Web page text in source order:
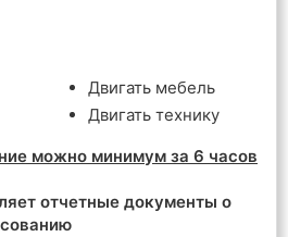
Двигать мебель
Двигать технику
можно минимум за 6 часов
отчетные документы о